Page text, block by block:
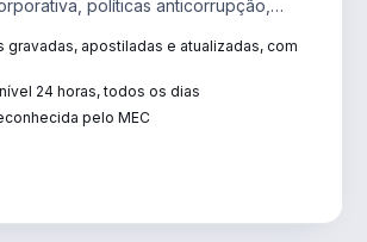
políticas anticorrupção,
gravadas, apostiladas e atualizadas, com
24 horas, todos os dias
pelo MEC